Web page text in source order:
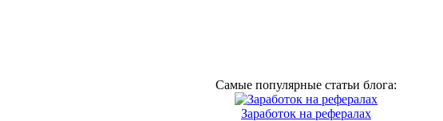
Самые популярные статьи блога:
Заработок на рефералах